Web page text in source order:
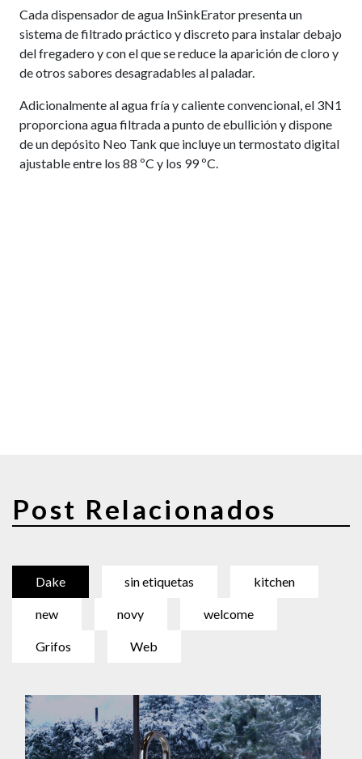
Cada dispensador de agua InSinkErator presenta un
sistema de filtrado práctico y discreto para instalar debajo
del fregadero y con el que se reduce la aparición de cloro y
de otros sabores desagradables al paladar.
Adicionalmente al agua fría y caliente convencional, el 3N1
proporciona agua filtrada a punto de ebullición y dispone
de un depósito Neo Tank que incluye un termostato digital
ajustable entre los 88 ºC y los 99 ºC.
Post Relacionados
Dake sin etiquetas kitchen
new novy welcome
Grifos Web